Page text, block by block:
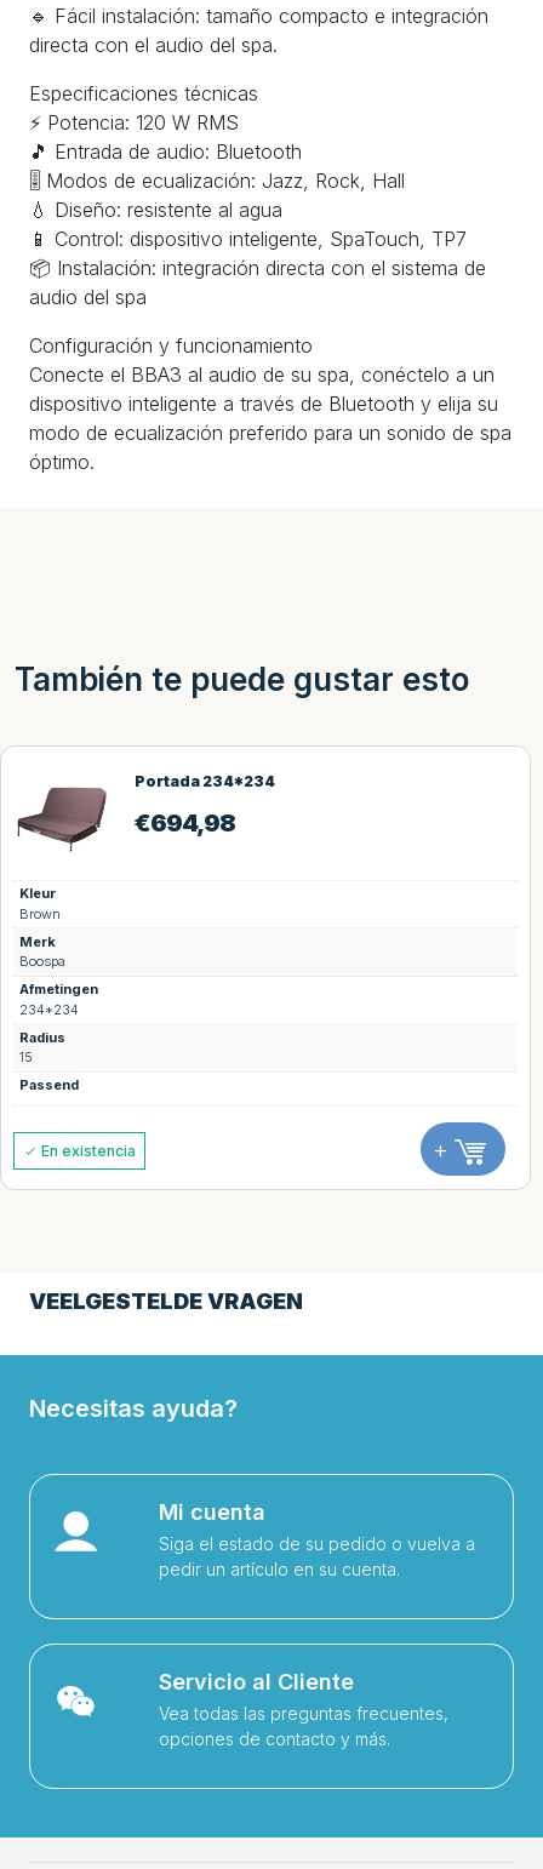
🔹 Fácil instalación: tamaño compacto e integración
directa con el audio del spa.
Especificaciones técnicas
⚡ Potencia: 120 W RMS
🎵 Entrada de audio: Bluetooth
🎚 Modos de ecualización: Jazz, Rock, Hall
💧 Diseño: resistente al agua
📱 Control: dispositivo inteligente, SpaTouch, TP7
📦 Instalación: integración directa con el sistema de
audio del spa
Configuración y funcionamiento
Conecte el BBA3 al audio de su spa, conéctelo a un
dispositivo inteligente a través de Bluetooth y elija su
modo de ecualización preferido para un sonido de spa
óptimo.
También te puede gustar esto
Portada 234*234
€694,98
Kleur
Brown
Merk
Boospa
Afmetingen
234*234
Radius
15
Passend
En existencia +
VEELGESTELDE VRAGEN
Necesitas ayuda?
Mi cuenta
Siga el estado de su pedido o vuelva a
pedir un artículo en su cuenta.
Servicio al Cliente
Vea todas las preguntas frecuentes,
opciones de contacto y más.